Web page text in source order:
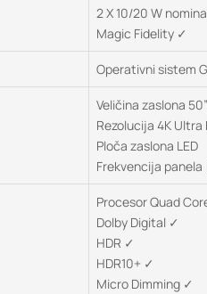
2 X 10/20 W
Magic Fidelity ✓
Operativni sistem
Veličina zaslona
Rezolucija 4K Ultra
Ploča zaslona LED
Frekvencija panela
Procesor Quad
Dolby Digital ✓
HDR ✓
HDR10+ ✓
Micro Dimming ✓